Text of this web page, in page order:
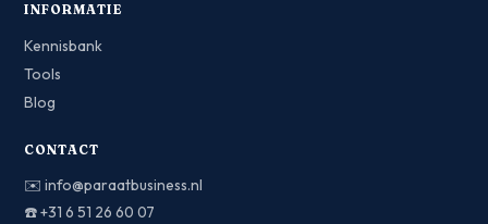
INFORMATIE
Kennisbank
Tools
Blog
CONTACT
✉️info@paraatbusiness.nl
☎️+31 6 51 26 60 07